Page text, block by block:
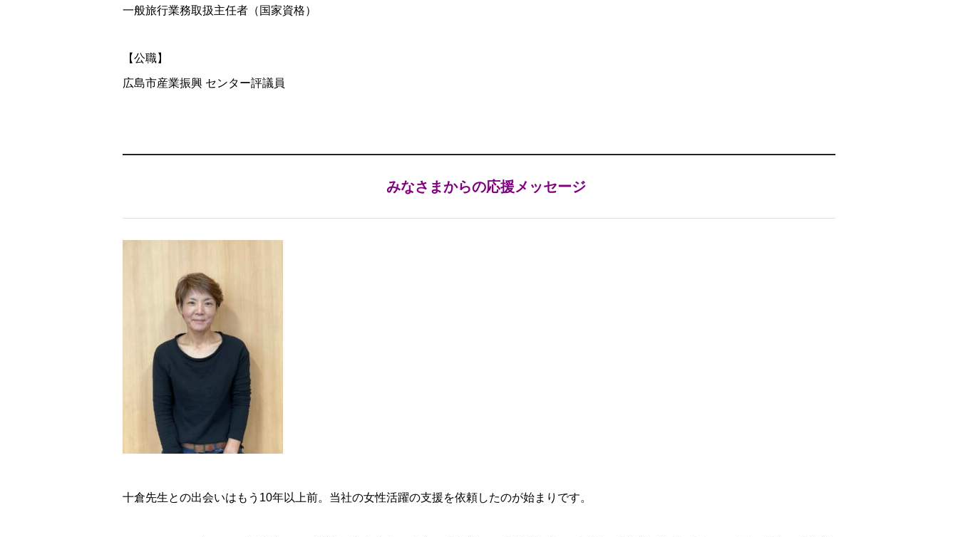
一般旅行業務取扱主任者（国家資格）
【公職】
広島市産業振興 センター評議員
みなさまからの応援メッセージ
十倉先生との出会いはもう10年以上前。当社の女性活躍の支援を依頼したのが始まりです。